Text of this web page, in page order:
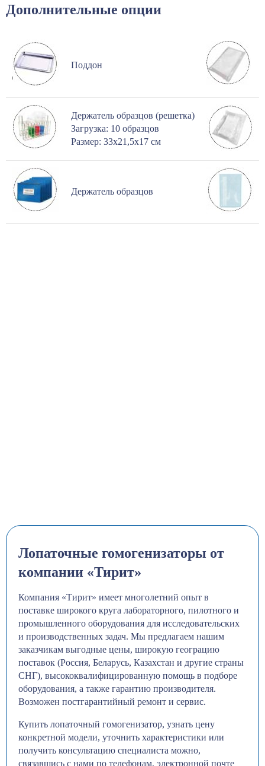
Дополнительные опции
Поддон
Держатель образцов (решетка)
Загрузка: 10 образцов
Размер: 33х21,5х17 см
Держатель образцов
Лопаточные гомогенизаторы от
компании «Тирит»
Компания «Тирит» имеет многолетний опыт в
поставке широкого круга лабораторного, пилотного и
промышленного оборудования для исследовательских
и производственных задач. Мы предлагаем нашим
заказчикам выгодные цены, широкую геограцию
поставок (Россия, Беларусь, Казахстан и другие страны
СНГ), высококвалифицированную помощь в подборе
оборудования, а также гарантию производителя.
Возможен постгарантийный ремонт и сервис.
Купить лопаточный гомогенизатор, узнать цену
конкретной модели, уточнить характеристики или
получить консультацию специалиста можно,
связавшись с нами по телефонам, электронной почте